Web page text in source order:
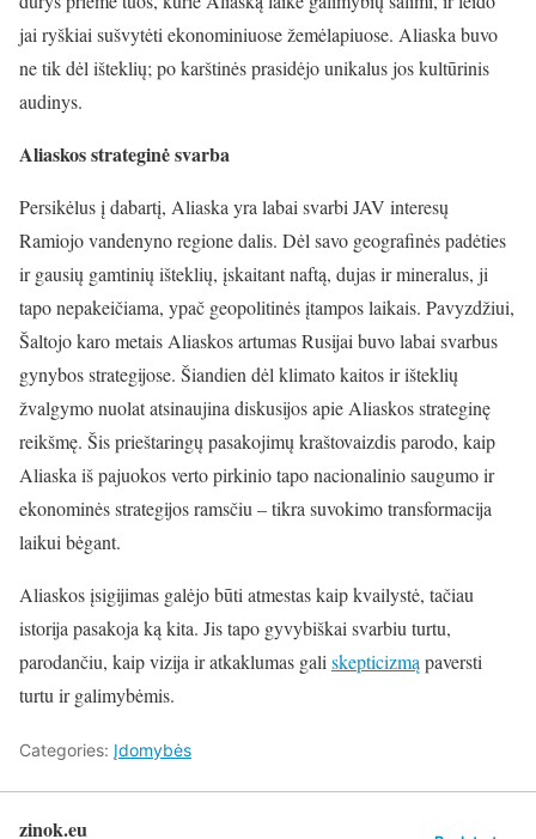
jai ryškiai sušvytėti ekonominiuose žemėlapiuose. Aliaska buvo
ne tik dėl išteklių; po karštinės prasidėjo unikalus jos kultūrinis
audinys.
Aliaskos strateginė svarba
Persikėlus į dabartį, Aliaska yra labai svarbi JAV interesų
Ramiojo vandenyno regione dalis. Dėl savo geografinės padėties
ir gausių gamtinių išteklių, įskaitant naftą, dujas ir mineralus, ji
tapo nepakeičiama, ypač geopolitinės įtampos laikais. Pavyzdžiui,
Šaltojo karo metais Aliaskos artumas Rusijai buvo labai svarbus
gynybos strategijose. Šiandien dėl klimato kaitos ir išteklių
žvalgymo nuolat atsinaujina diskusijos apie Aliaskos strateginę
reikšmę. Šis prieštaringų pasakojimų kraštovaizdis parodo, kaip
Aliaska iš pajuokos verto pirkinio tapo nacionalinio saugumo ir
ekonominės strategijos ramsčiu – tikra suvokimo transformacija
laikui bėgant.
Aliaskos įsigijimas galėjo būti atmestas kaip kvailystė, tačiau
istorija pasakoja ką kita. Jis tapo gyvybiškai svarbiu turtu,
parodančiu, kaip vizija ir atkaklumas gali skepticizmąpaversti
turtu ir galimybėmis.
Categories: Įdomybės
zinok.eu